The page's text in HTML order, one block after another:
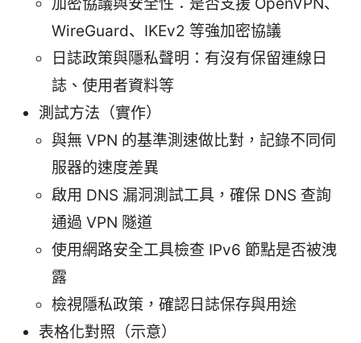
加密協議與安全性：是否支援 OpenVPN、
WireGuard、IKEv2 等強加密協議
日誌政策與隱私聲明：有沒有保留連線日
誌、使用者資料等
測試方法（實作）
與無 VPN 的基準測速做比對，記錄不同伺
服器的速度差異
啟用 DNS 漏洞測試工具，確保 DNS 查詢
通過 VPN 隧道
使用網路安全工具檢查 IPv6 節點是否被洩
露
檢視隱私政策，確認日誌保存與用途
表格化對照（示意）